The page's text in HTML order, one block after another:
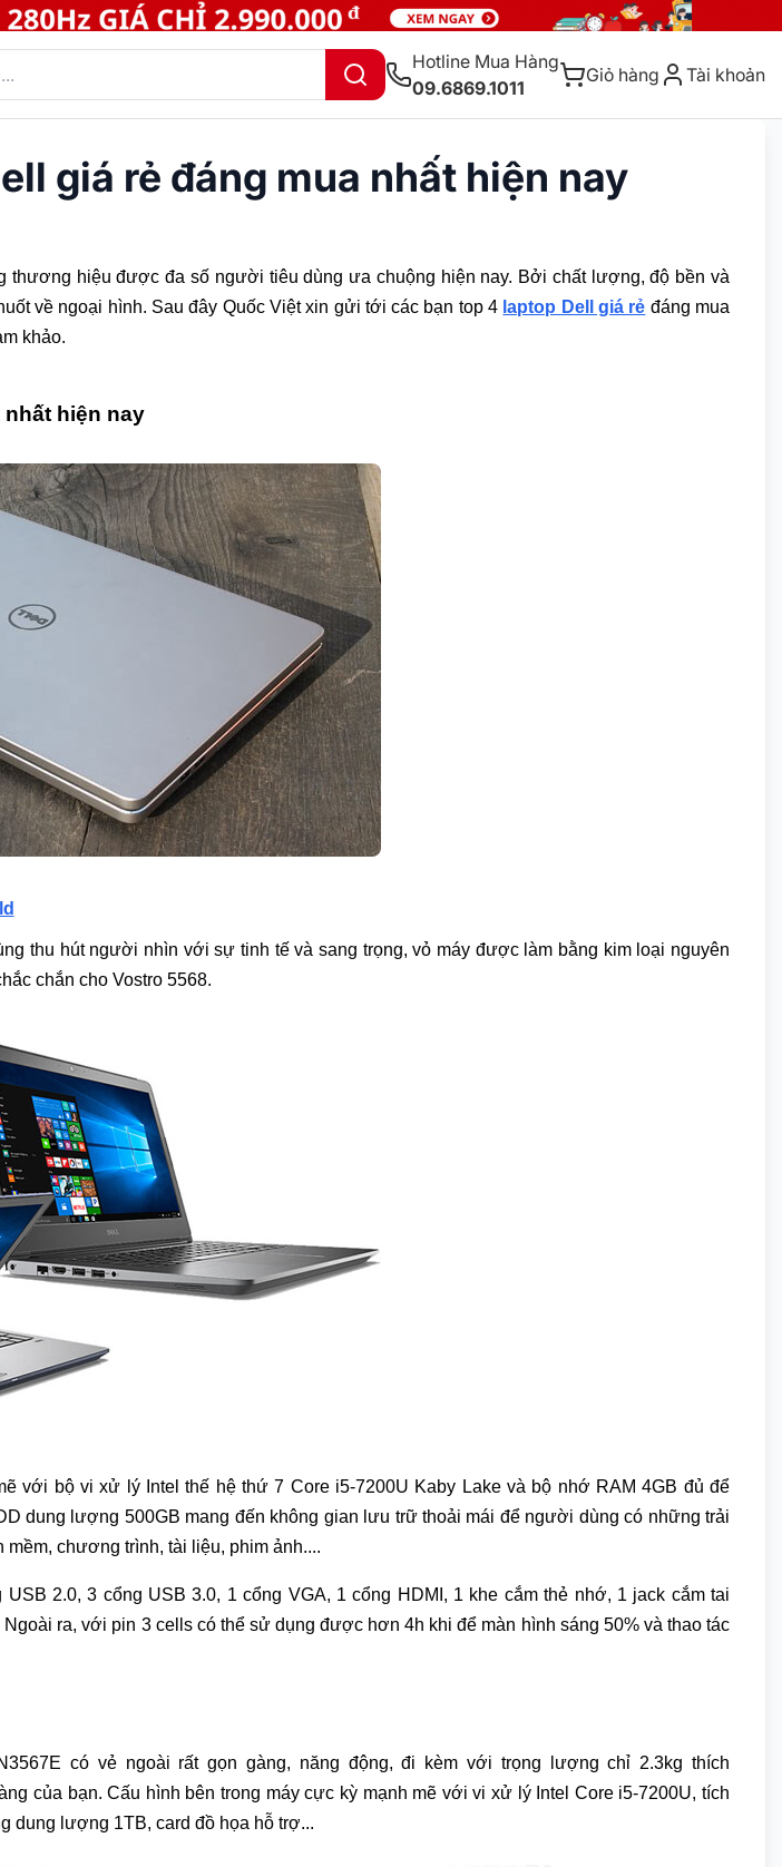
Hotline Mua Hàng
09.6869.1011
Giỏ hàng Tài khoản
giá rẻ đáng mua nhất hiện nay
thương hiệu được đa số người tiêu dùng ưa chuộng hiện nay. Bởi chất lượng, độ bền và
về ngoại hình. Sau đây Quốc Việt xin gửi tới các bạn top 4 laptop Dell giá rẻ đáng mua
khảo.
nhất hiện nay
thu hút người nhìn với sự tinh tế và sang trọng, vỏ máy được làm bằng kim loại nguyên
chắn cho Vostro 5568.
với bộ vi xử lý Intel thế hệ thứ 7 Core i5-7200U Kaby Lake và bộ nhớ RAM 4GB đủ để
dung lượng 500GB mang đến không gian lưu trữ thoải mái để người dùng có những trải
chương trình, tài liệu, phim ảnh....
2.0, 3 cổng USB 3.0, 1 cổng VGA, 1 cổng HDMI, 1 khe cắm thẻ nhớ, 1 jack cắm tai
Ngoài ra, với pin 3 cells có thể sử dụng được hơn 4h khi để màn hình sáng 50% và thao tác
có vẻ ngoài rất gọn gàng, năng động, đi kèm với trọng lượng chỉ 2.3kg thích
của bạn. Cấu hình bên trong máy cực kỳ mạnh mẽ với vi xử lý Intel Core i5-7200U, tích
dung lượng 1TB, card đồ họa hỗ trợ...